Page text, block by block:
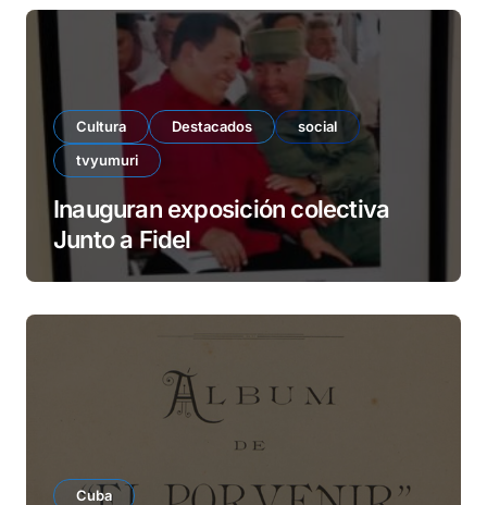
Cultura Destacados
social
tvyumuri
Inauguran exposición colectiva
Junto a Fidel
Cuba